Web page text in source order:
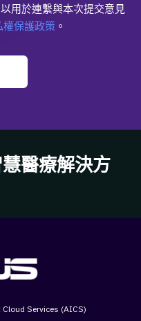
用於連繫與本次提交意見
權保護政策 。
醫療解決方
Services (AICS)